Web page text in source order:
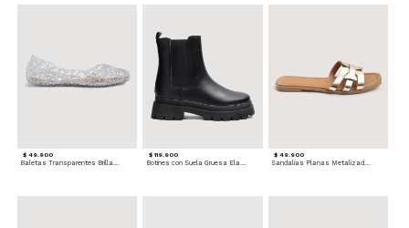
$ 49.900 $ 119.900 $ 49.900